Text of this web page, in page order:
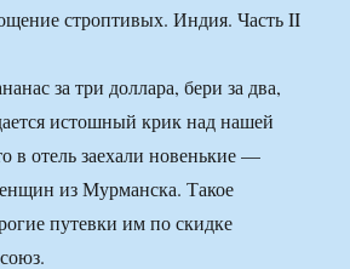
строптивых. Индия. Часть II
за три доллара, бери за два,
истошный крик над нашей
в отель заехали новенькие —
из Мурманска. Такое
путевки им по скидке